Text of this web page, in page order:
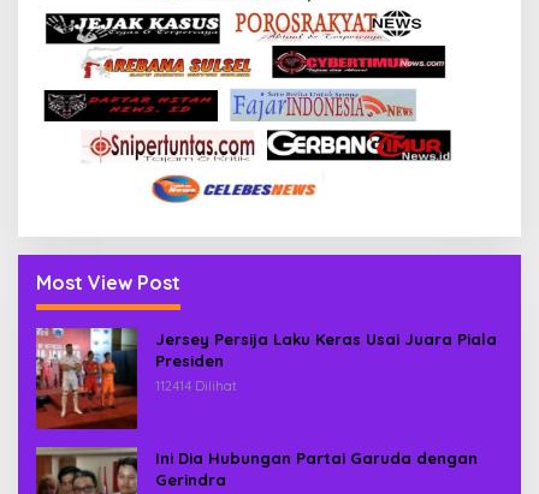
Most View Post
Jersey Persija Laku Keras Usai Juara Piala
Presiden
112414 Dilihat
Ini Dia Hubungan Partai Garuda dengan
Gerindra